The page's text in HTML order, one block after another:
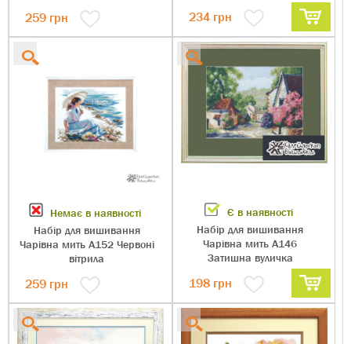
259 грн 234грн
Немає в наявності
Набір для вишивання
Чарівна мить А152 Червоні
вітрила
259 грн
Є в наявності
Набір для вишивання
Чарівна мить А146
Затишна вуличка
198грн